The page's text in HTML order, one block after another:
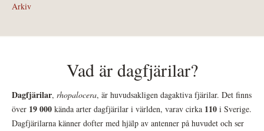
Arkiv
Vad är dagfjärilar?
Dagfjärilar, rhopalocera, är huvudsakligen dagaktiva fjärilar. Det finns
över 19 000 kända arter dagfjärilar i världen, varav cirka 110 i Sverige.
Dagfjärilarna känner dofter med hjälp av antenner på huvudet och ser